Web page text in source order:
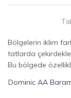
Bölgelerin iklim
tatlarda
Bu bölgede
Dominic AA